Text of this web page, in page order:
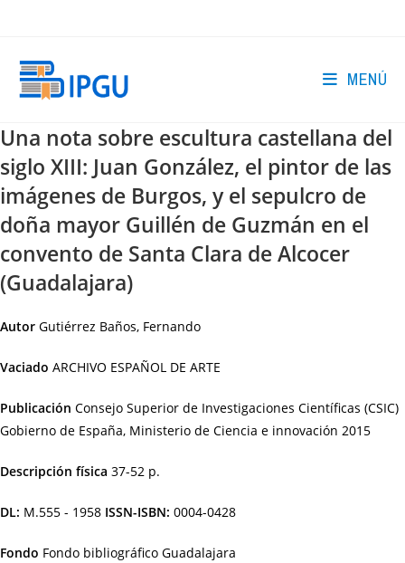
MENÚ
Una nota sobre escultura castellana del
siglo XIII: Juan González, el pintor de las
imágenes de Burgos, y el sepulcro de
doña mayor Guillén de Guzmán en el
convento de Santa Clara de Alcocer
(Guadalajara)
Autor Gutiérrez Baños, Fernando
Vaciado ARCHIVO ESPAÑOL DE ARTE
Publicación Consejo Superior de Investigaciones Científicas (CSIC)
Gobierno de España, Ministerio de Ciencia e innovación 2015
Descripción física 37-52 p.
DL: M.555 - 1958 ISSN-ISBN: 0004-0428
Fondo Fondo bibliográfico Guadalajara